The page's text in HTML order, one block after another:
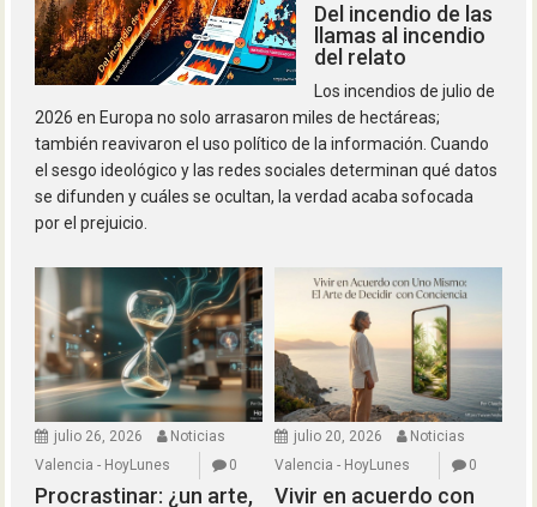
Del incendio de las
llamas al incendio
del relato
Los incendios de julio de
2026 en Europa no solo arrasaron miles de hectáreas;
también reavivaron el uso político de la información. Cuando
el sesgo ideológico y las redes sociales determinan qué datos
se difunden y cuáles se ocultan, la verdad acaba sofocada
por el prejuicio.
julio 26, 2026
Noticias
Valencia - HoyLunes
0
Procrastinar: ¿un arte,
julio 20, 2026
Noticias
Valencia - HoyLunes
0
Vivir en acuerdo con